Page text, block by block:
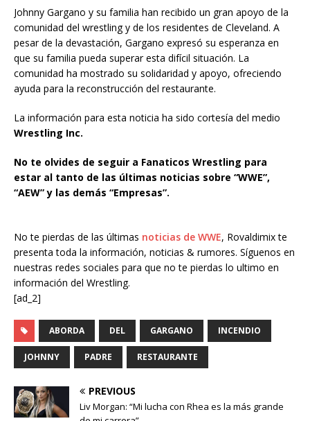
Johnny Gargano y su familia han recibido un gran apoyo de la
comunidad del wrestling y de los residentes de Cleveland. A
pesar de la devastación, Gargano expresó su esperanza en
que su familia pueda superar esta difícil situación. La
comunidad ha mostrado su solidaridad y apoyo, ofreciendo
ayuda para la reconstrucción del restaurante.
La información para esta noticia ha sido cortesía del medio
Wrestling Inc.
No te olvides de seguir a Fanaticos Wrestling para
estar al tanto de las últimas noticias sobre “WWE”,
“AEW” y las demás “Empresas”.
No te pierdas de las últimas noticias de WWE, Rovaldimix te
presenta toda la información, noticias & rumores. Síguenos en
nuestras redes sociales para que no te pierdas lo ultimo en
información del Wrestling.
[ad_2]
ABORDA DEL GARGANO INCENDIO
JOHNNY PADRE RESTAURANTE
PREVIOUS
Liv Morgan: “Mi lucha con Rhea es la más grande